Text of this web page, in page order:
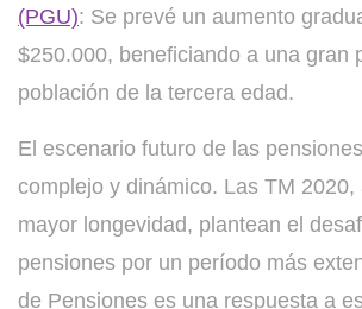
(PGU): Se prevé un aumento
$250.000, beneficiando a una gran
población de la tercera edad.
El escenario futuro de las
complejo y dinámico. Las TM 2020,
mayor longevidad, plantean el
pensiones por un período más
de Pensiones es una respuesta a